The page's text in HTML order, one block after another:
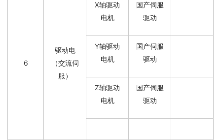
6
驱动电
（交流伺
服）
X轴驱动
电机
国产伺服
驱动
Y轴驱动
电机
国产伺服
驱动
Z轴驱动
电机
国产伺服
驱动